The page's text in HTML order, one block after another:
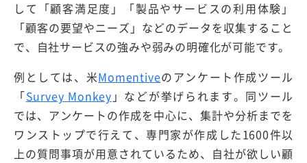
して「顧客満足度」「製品やサービスの利用体験」
「顧客の要望やニーズ」などのデータを収集すること
で、自社サービスの強みや弱みの明確化が可能です。
例としては、米Momentiveのアンケート作成ツール
「Survey Monkey 」などが挙げられます。同ツール
では、アンケートの作成を中心に、集計や分析までを
ワンストップで行えて、専門家が作成した1600件以
上の質問事項が用意されているため、自社が欲しい顧